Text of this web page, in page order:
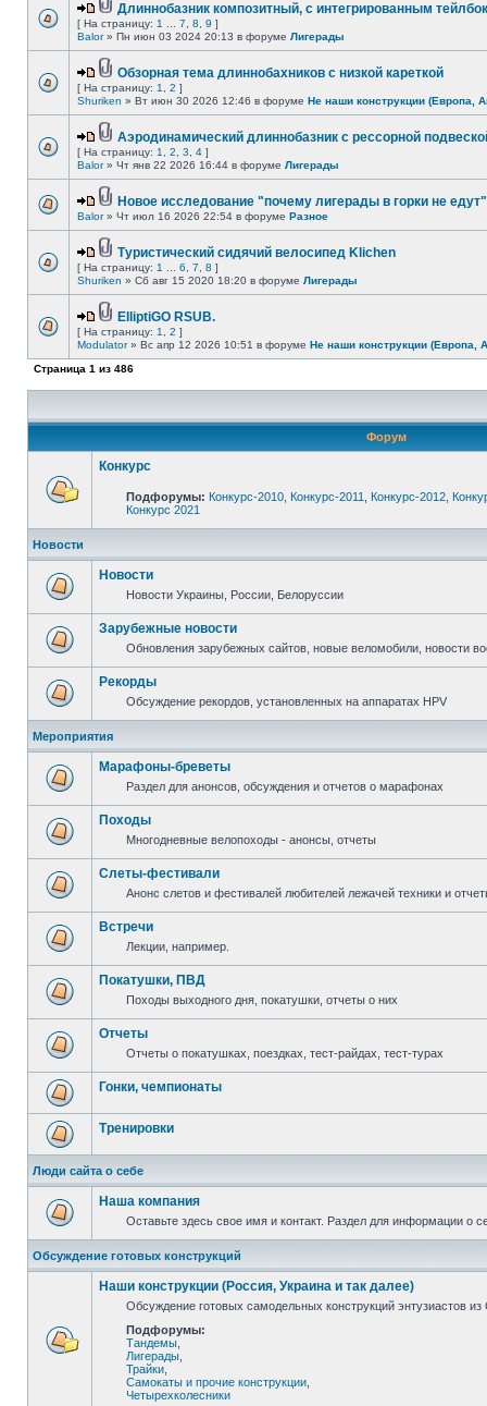
Длиннобазник композитный, с интегрированным
[ На страницу: 1 7 8 9 ]
Balor» Пн июн 03 2024 20:13 в форуме Лигерады
Обзорная тема длиннобахников с низкой кареткой
[ На страницу: 1 2 ]
Shuriken » Вт июн 30 2026 12:46 в форуме Не наши конструкции (Европа,
Аэродинамический длиннобазник с рессорной
[ На страницу: 1 2 3 4 ]
Balor» Чт янв 22 2026 16:44 в форуме Лигерады
Новое исследование "почему лигерады в горки не
Balor» Чт июл 16 2026 22:54 в форуме Разное
Туристический сидячий велосипед Klichen
[ На страницу: 1 6 7 8 ]
Shuriken » Сб авг 15 2020 18:20 в форуме Лигерады
ElliptiGO RSUB.
[ На страницу: 1 2 ]
Modulator» Вс апр 12 2026 10:51 в форуме Не наши конструкции (Европа,
Страница 1 из 486
Форум
Конкурс
Подфорумы: Конкурс-2010 Конкурс-2011 Конкурс-2012
Конкурс 2021
Новости
Новости
Новости Украины, России, Белоруссии
Зарубежные новости
Обновления зарубежных сайтов, новые веломобили, новости
Рекорды
Обсуждение рекордов, установленных на аппаратах HPV
Мероприятия
Марафоны-бреветы
Раздел для анонсов, обсуждения и отчетов о марафонах
Походы
Многодневные велопоходы - анонсы, отчеты
Слеты-фестивали
Анонс слетов и фестивалей любителей лежачей техники и
Встречи
Лекции, например.
Покатушки, ПВД
Походы выходного дня, покатушки, отчеты о них
Отчеты
Отчеты о покатушках, поездках, тест-райдах, тест-турах
Гонки, чемпионаты
Тренировки
Люди сайта о себе
Наша компания
Оставьте здесь свое имя и контакт. Раздел для информации о
Обсуждение готовых конструкций
Наши конструкции (Россия, Украина и так далее)
Обсуждение готовых самодельных конструкций энтузиастов
Подфорумы:
Тандемы
Лигерады
Трайки
Самокаты и прочие конструкции
Четырехколесники